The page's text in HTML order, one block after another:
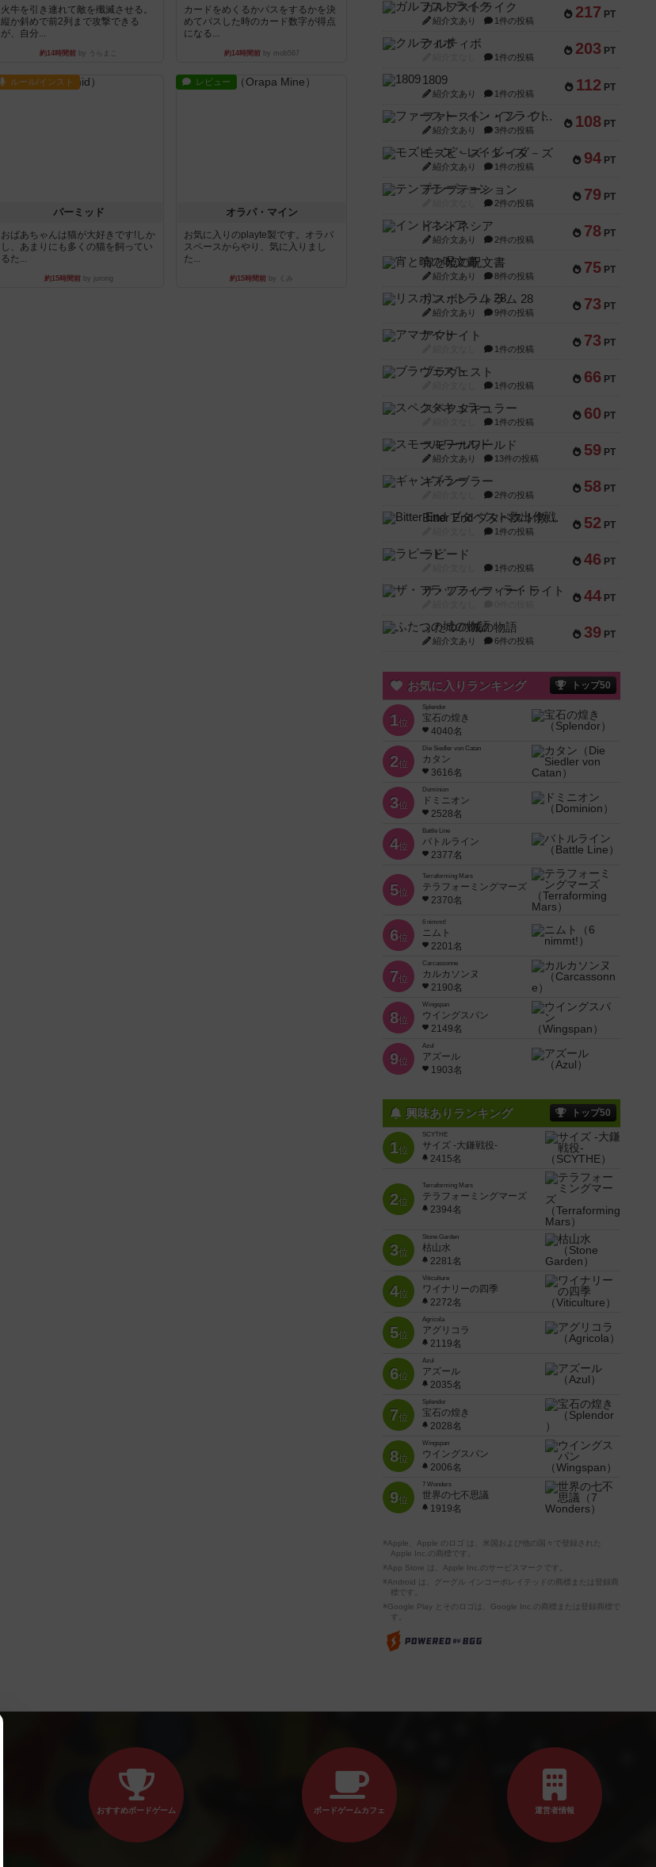
火牛を引き連れて敵を殲滅させる。
縦か斜めで前2列まで攻撃できる
が、自分...
約14時間前 by うらまこ
カードをめくるかパスをするかを決
めてパスした時のカード数字が得点
になる...
約14時間前by mob567
ルール/インスト
パーミッド
おばあちゃんは猫が大好きです!しか
し、あまりにも多くの猫を飼ってい
るた...
約15時間前by jurong
レビュー
オラパ・マイン
お気に入りのplayte製です。オラパ
スペースからやり、気に入りまし
た...
約15時間前 by くみ
217 PT
ガルフストライク
紹介文あり 1件の投稿
203 PT
クルティボ
1件の投稿
112 PT
1809
紹介文あり 1件の投稿
108 PT
ファースト・イン・フライト
紹介文あり 3件の投稿
94 PT
モズビ－ズ・レイダ－ズ
紹介文あり 1件の投稿
79 PT
テンプテーション
2件の投稿
78 PT
インドネシア
紹介文あり 2件の投稿
75 PT
宵と暁の呪文書
紹介文あり 8件の投稿
73 PT
リスボン・トラム 28
紹介文あり 9件の投稿
73 PT
アマナイト
1件の投稿
66 PT
ブラヴェスト
1件の投稿
60 PT
スペクタキュラー
1件の投稿
59 PT
スモールワールド
紹介文あり 13件の投稿
58 PT
ギャンブラー
2件の投稿
52 PT
Bitter End ブタペスト救出作戦
1件の投稿
46 PT
ラピード
1件の投稿
44 PT
ザ・フラッフィー・ライト
39 PT
ふたつの城の物語
紹介文あり 6件の投稿
お気に入りランキング トップ50
1位
Splendor
宝石の煌き
4040名
2位
Die Siedler von Catan
カタン
3616名
3位
Dominion
ドミニオン
2528名
4位
Battle Line
バトルライン
2377名
5位
Terraforming Mars
テラフォーミングマーズ
2370名
6位
6 nimmt!
ニムト
2201名
7位
Carcassonne
カルカソンヌ
2190名
8位
Wingspan
ウイングスパン
2149名
9位
Azul
アズール
1903名
興味ありランキング トップ50
1位
SCYTHE
サイズ -大鎌戦役-
2415名
2位
Terraforming Mars
テラフォーミングマーズ
2394名
3位
Stone Garden
枯山水
2281名
4位
Viticulture
ワイナリーの四季
2272名
5位
Agricola
アグリコラ
2119名
6位
Azul
アズール
2035名
7位
Splendor
宝石の煌き
2028名
8位
Wingspan
ウイングスパン
2006名
9位
7 Wonders
世界の七不思議
1919名
※Apple、Apple のロゴ は、米国および他の国々で登録された
Apple Inc.の商標です。
※App Store は、Apple Inc.のサービスマークです。
※Android は、グーグル インコーポレイテッドの商標または登録商
標です。
※Google Play とそのロゴは、Google Inc.の商標または登録商標で
す。
おすすめボードゲーム ボードゲームカフェ 運営者情報